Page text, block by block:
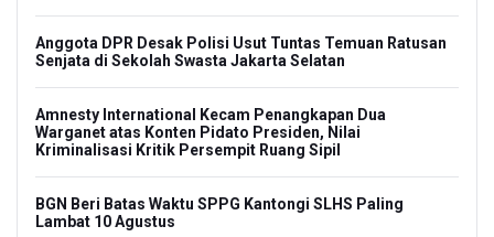
Anggota DPR Desak Polisi Usut Tuntas Temuan Ratusan
Senjata di Sekolah Swasta Jakarta Selatan
Amnesty International Kecam Penangkapan Dua
Warganet atas Konten Pidato Presiden, Nilai
Kriminalisasi Kritik Persempit Ruang Sipil
BGN Beri Batas Waktu SPPG Kantongi SLHS Paling
Lambat 10 Agustus